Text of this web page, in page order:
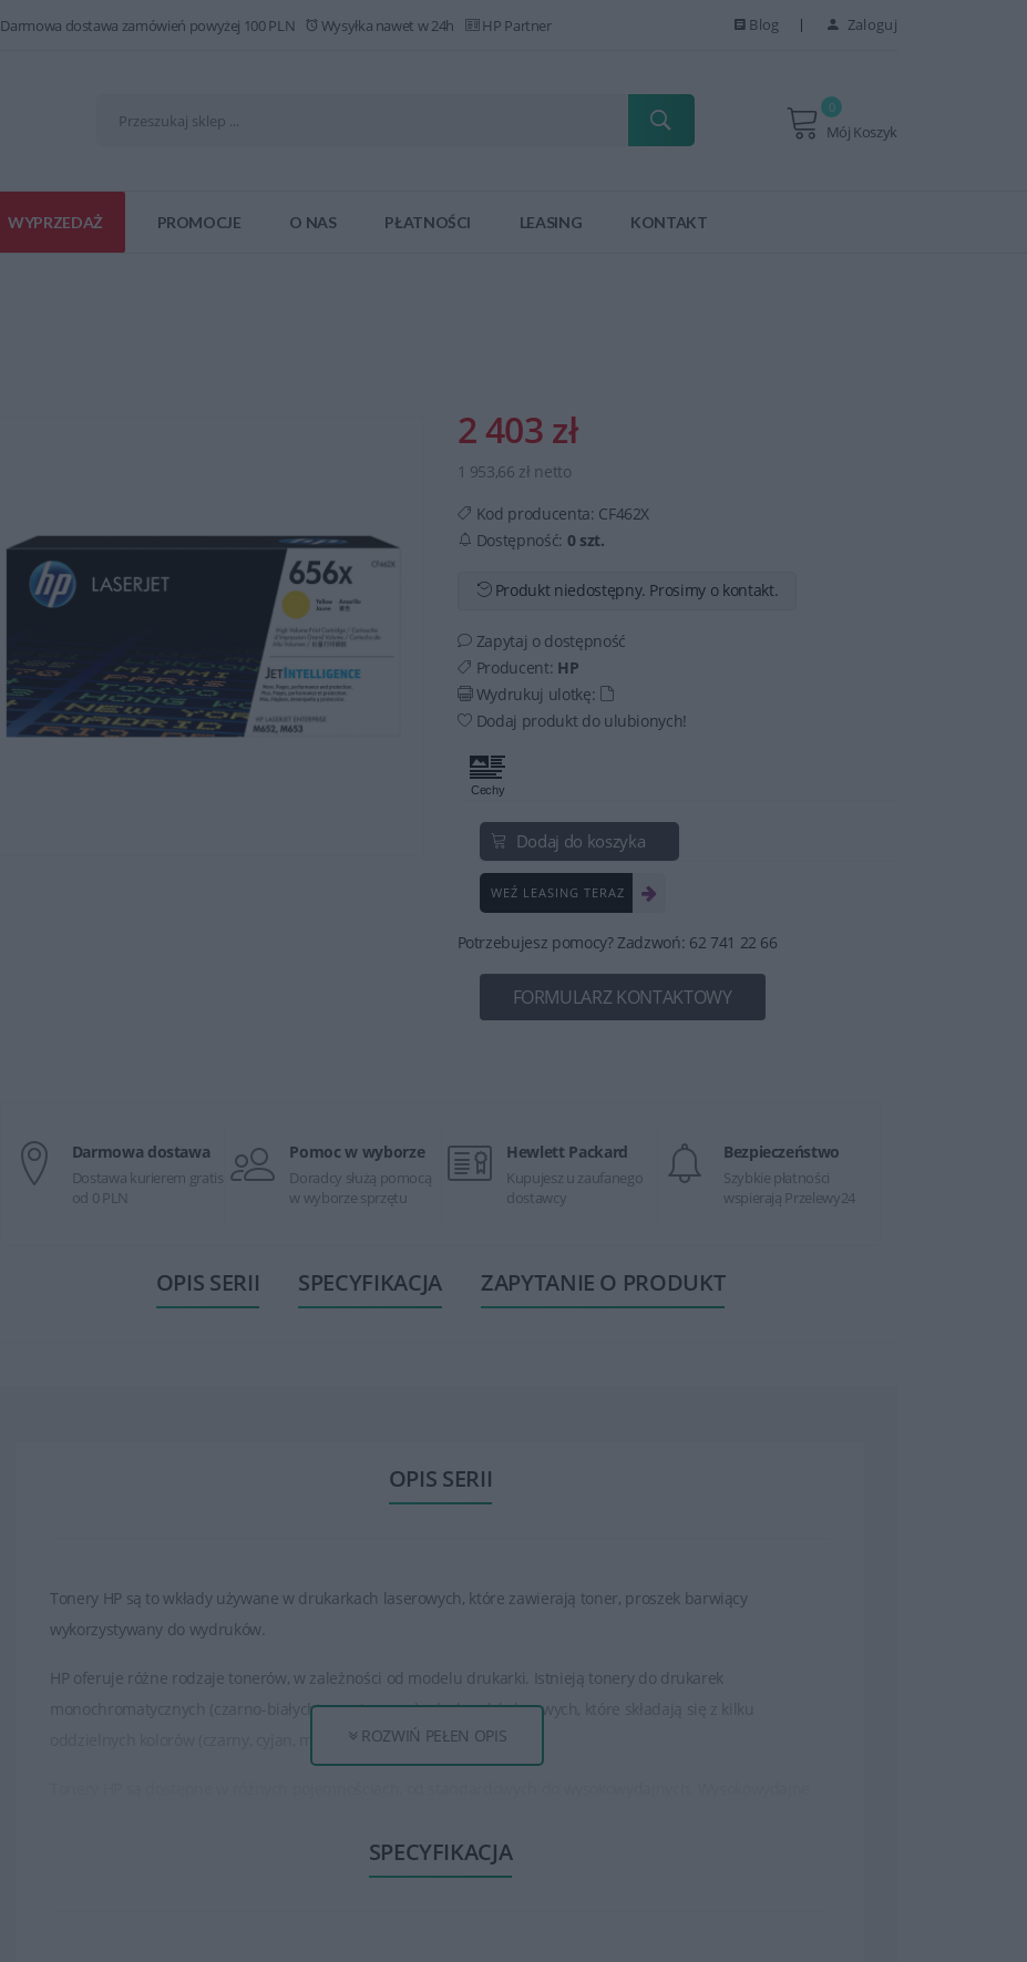
Darmowa dostawa zamówień powyżej 100 PLN Wysyłka nawet w 24h HP Partner Blog Zaloguj
Mój Koszyk
0
WYPRZEDAŻ PROMOCJE O NAS PŁATNOŚCI LEASING KONTAKT
2 403 zł
1 953,66 zł netto
Kod producenta: CF462X
Dostępność: 0 szt.
Produkt niedostępny. Prosimy o kontakt.
Zapytaj o dostępność
Producent: HP
Wydrukuj ulotkę:
Dodaj produkt do ulubionych!
Dodaj do koszyka
WEŹ LEASING TERAZ
Potrzebujesz pomocy? Zadzwoń: 62 741 22 66
FORMULARZ KONTAKTOWY
Darmowa dostawa
Dostawa kurierem gratis
od 0 PLN
Pomoc w wyborze
Doradcy służą pomocą
w wyborze sprzętu
Hewlett Packard
Kupujesz u zaufanego
dostawcy
Bezpieczeństwo
Szybkie płatności
wspierają Przelewy24
OPIS SERII SPECYFIKACJA ZAPYTANIE O PRODUKT
OPIS SERII
Tonery HP są to wkłady używane w drukarkach laserowych, które zawierają toner, proszek barwiący
wykorzystywany do wydruków.
HP oferuje różne rodzaje tonerów, w zależności od modelu drukarki. Istnieją tonery do drukarek
monochromatycznych (czarno-białych) oraz tonery do drukarek kolorowych, które składają się z kilku
oddzielnych kolorów (czarny, cyjan, magenta, żółty).ROZWIŃ PEŁEN OPIS
SPECYFIKACJA